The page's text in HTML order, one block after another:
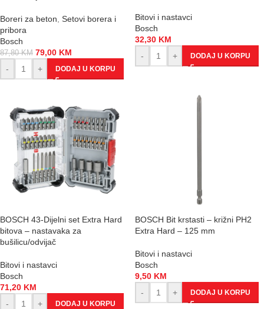
Boreri za beton Setovi borera i
pribora
Bosch
87,80KM 79,00 KM
-
+ DODAJ U KORPU
Bitovi i nastavci
Bosch
32,30 KM
-
+ DODAJ U KORPU
BOSCH 43-Dijelni set Extra Hard
bitova – nastavaka za
bušilicu/odvijač
Bitovi i nastavci
Bosch
71,20 KM
-
+ DODAJ U KORPU
BOSCH Bit krstasti – križni PH2
Extra Hard – 125 mm
Bitovi i nastavci
Bosch
9,50 KM
-
+ DODAJ U KORPU